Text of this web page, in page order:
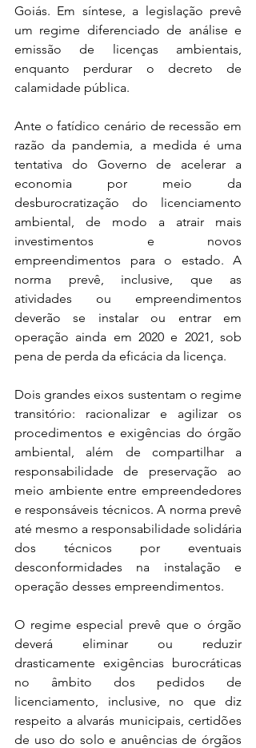
Goiás. Em síntese, a legislação prevê
um regime diferenciado de análise e
emissão de licenças ambientais,
enquanto perdurar o decreto de
calamidade pública.
Ante o fatídico cenário de recessão em
razão da pandemia, a medida é uma
tentativa do Governo de acelerar a
economia por meio da
desburocratização do licenciamento
ambiental, de modo a atrair mais
investimentos e novos
empreendimentos para o estado. A
norma prevê, inclusive, que as
atividades ou empreendimentos
deverão se instalar ou entrar em
operação ainda em 2020 e 2021, sob
pena de perda da eficácia da licença.
Dois grandes eixos sustentam o regime
transitório: racionalizar e agilizar os
procedimentos e exigências do órgão
ambiental, além de compartilhar a
responsabilidade de preservação ao
meio ambiente entre empreendedores
e responsáveis técnicos. A norma prevê
até mesmo a responsabilidade solidária
dos técnicos por eventuais
desconformidades na instalação e
operação desses empreendimentos.
O regime especial prevê que o órgão
deverá eliminar ou reduzir
drasticamente exigências burocráticas
no âmbito dos pedidos de
licenciamento, inclusive, no que diz
respeito a alvarás municipais, certidões
de uso do solo e anuências de órgãos